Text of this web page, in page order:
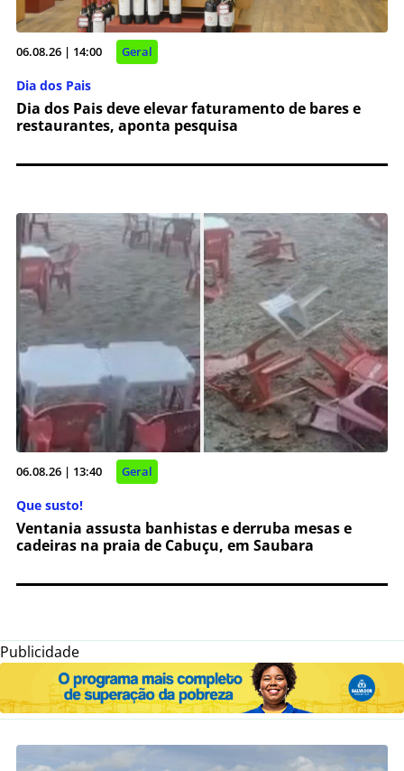
06.08.26 | 14:00 Geral
Dia dos Pais
Dia dos Pais deve elevar faturamento de bares e
restaurantes, aponta pesquisa
06.08.26 | 13:40 Geral
Que susto!
Ventania assusta banhistas e derruba mesas e
cadeiras na praia de Cabuçu, em Saubara
Publicidade